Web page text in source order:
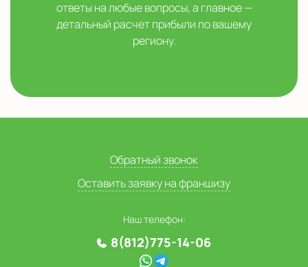
ответы на любые вопросы, а главное —
детальный расчет прибыли по вашему
региону.
Обратный звонок
Оставить заявку на франшизу
Наш телефон:
8(812)775-14-06